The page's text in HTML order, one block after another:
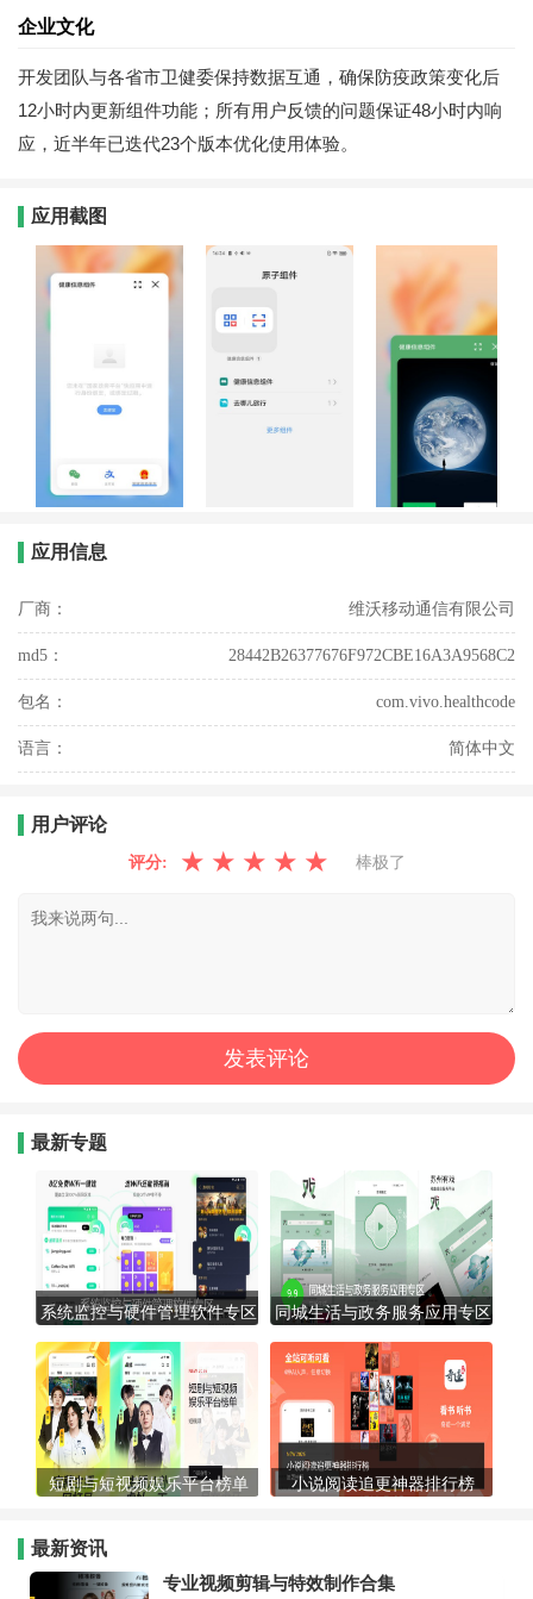
企业文化
开发团队与各省市卫健委保持数据互通，确保防疫政策变化后
12小时内更新组件功能；所有用户反馈的问题保证48小时内响
应，近半年已迭代23个版本优化使用体验。
应用截图
应用信息
厂商： 维沃移动通信有限公司
md5： 28442B26377676F972CBE16A3A9568C2
包名： com.vivo.healthcode
语言： 简体中文
用户评论
评分: ★ ★ ★ ★ ★ 棒极了
最新专题
系统监控与硬件管理软件专区 同城生活与政务服务应用专区
短剧与短视频娱乐平台榜单 小说阅读追更神器排行榜
最新资讯
专业视频剪辑与特效制作合集